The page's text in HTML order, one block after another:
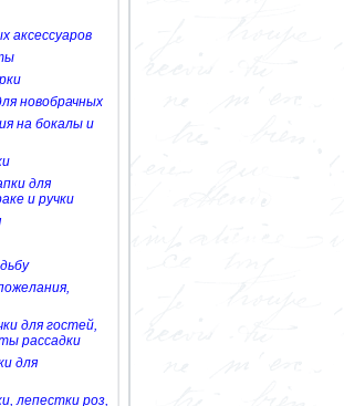
аксессуаров
новобрачных
на бокалы и
для
и ручки
для гостей,
рассадки
для
лепестки роз,